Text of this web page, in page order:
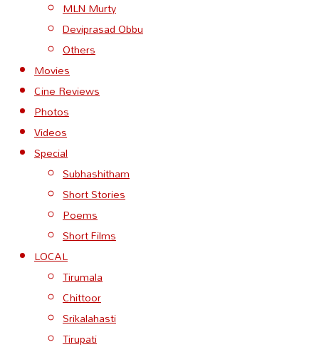
MLN Murty
Deviprasad Obbu
Others
Movies
Cine Reviews
Photos
Videos
Special
Subhashitham
Short Stories
Poems
Short Films
LOCAL
Tirumala
Chittoor
Srikalahasti
Tirupati